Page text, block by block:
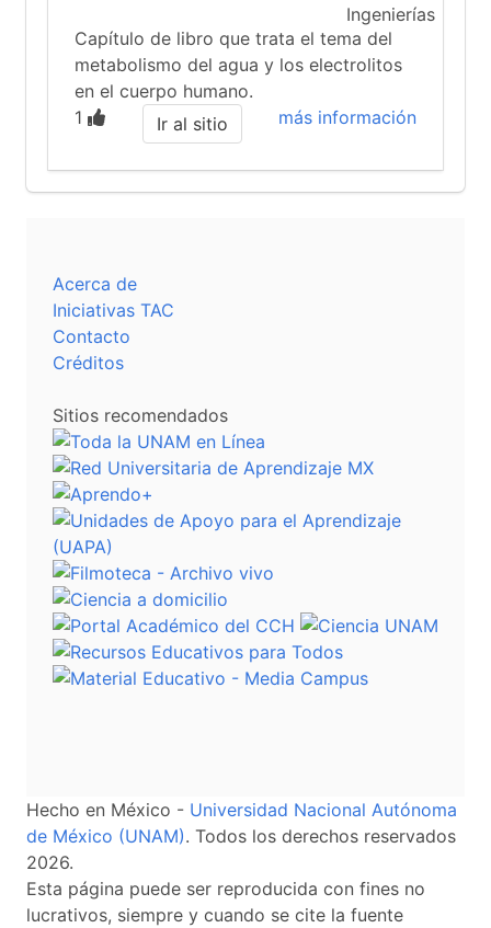
Capítulo de libro que trata el tema del
metabolismo del agua y los electrolitos
en el cuerpo humano.
1
más información
Ir al sitio
Acerca de
Iniciativas TAC
Contacto
Créditos
Sitios recomendados
Hecho en México - Universidad Nacional Autónoma
de México (UNAM). Todos los derechos reservados
2026.
Esta página puede ser reproducida con fines no
lucrativos, siempre y cuando se cite la fuente